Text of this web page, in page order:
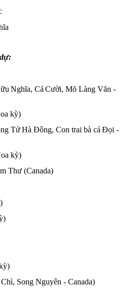
Nghĩa, Cả Cười, Mõ Làng Văn -
kỳ)
TửHà Đông, Con trai bà cả Đọi -
kỳ)
Thư (Canada)
Song Nguyên - Canada)